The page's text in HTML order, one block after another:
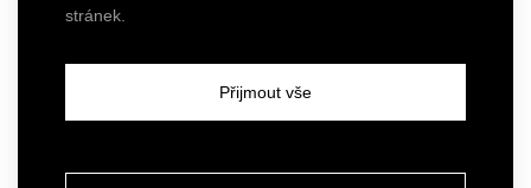
stránek.
Přijmout vše